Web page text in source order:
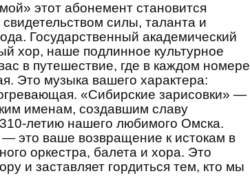
этот абонемент становится
силы, таланта и
Государственный академический
хор, наше подлинное культурное
в путешествие, где в каждом номере
Это музыка вашего характера:
«Сибирские зарисовки» —
именам, создавшим славу
310-летию нашего любимого Омска.
— это ваше возвращение к истокам в
оркестра, балета и хора. Это
и заставляет гордиться тем, кто мы